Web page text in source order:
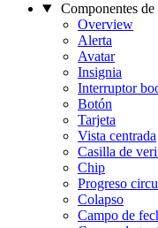
Componentes
Overview
Alerta
Avatar
Insignia
Interruptor
Botón
Tarjeta
Vista centrada
Casilla de
Chip
Progreso
Colapso
Campo de